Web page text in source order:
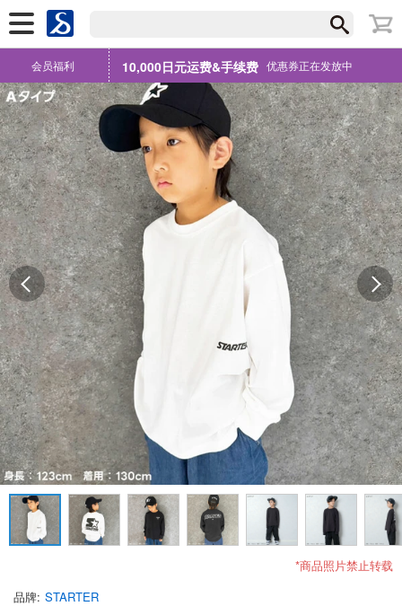
会员福利 10,000日元运费&手续费 优惠券正在发放中
*商品照片禁止转载
品牌 STARTER